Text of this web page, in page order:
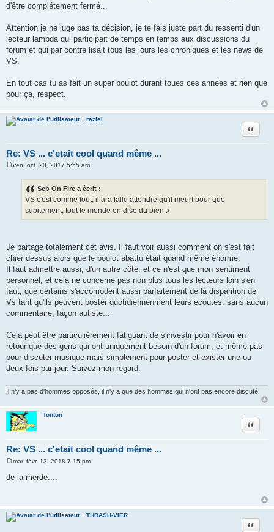
d'être complétement fermé...
Attention je ne juge pas ta décision, je te fais juste part du ressenti d'un
lecteur lambda qui participait de temps en temps aux discussions du
forum et qui par contre lisait tous les jours les chroniques et les news de
VS.
En tout cas tu as fait un super boulot durant toues ces années et rien que
pour ça, respect.
raziel
Re: VS ... c'etait cool quand même ...
Citer
ven. oct. 20, 2017 5:55 am
Seb On Fire a écrit :
VS c'est comme tout, il ara fallu attendre qu'il meurt pour que
subitement, tout le monde en dise du bien :/
Je partage totalement cet avis. Il faut voir aussi comment on s'est fait
chier dessus alors que le boulot abattu était quand même énorme.
Il faut admettre aussi, d'un autre côté, et ce n'est que mon sentiment
personnel, et cela ne concerne pas non plus tous les lecteurs loin s'en
faut, que certains s'accomodent aussi parfaitement de la disparition de
Vs tant qu'ils peuvent poster quotidiennenment leurs écoutes, sans aucun
commentaire, façon autiste...
Cela peut être particulièrement fatiguant de s'investir pour n'avoir en
retour que des gens qui ont uniquement besoin d'un forum, et même pas
pour discuter musique mais simplement pour poster et exister une ou
deux fois par jour. Suivez mon regard.
Il n'y a pas d'hommes opposés, il n'y a que des hommes qui n'ont pas encore discuté
Tonton
Re: VS ... c'etait cool quand même ...
Citer
s
e
mar. févr. 13, 2018 7:15 pm
de la merde....
THRASH-VIER
Citer